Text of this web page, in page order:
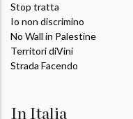
Stop tratta
Io non discrimino
No Wall in Palestine
Territori diVini
Strada Facendo
In Italia